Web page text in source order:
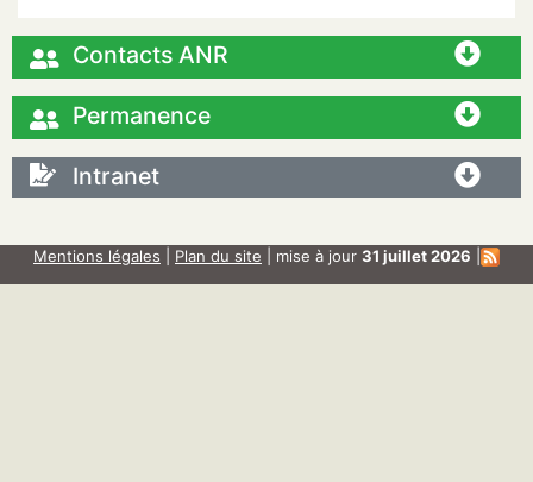
Contacts ANR
Permanence
Intranet
Mentions légales Plan du site | mise à jour 31 juillet 2026